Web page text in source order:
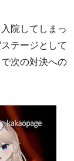
院してしまっ
テージとして
次の対決への